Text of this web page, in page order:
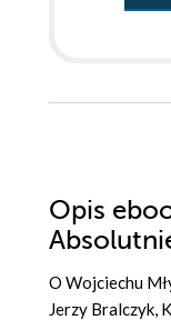
Opis
O Wojciechu
Jerzy Bralczyk,